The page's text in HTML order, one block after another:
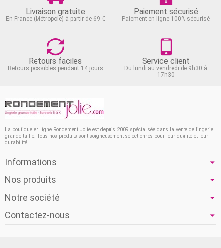
Livraison gratuite
En France (Métropole) à partir de 69 €
Paiement sécurisé
Paiement en ligne 100% sécurisé
Retours faciles
Retours possibles pendant 14 jours
Service client
Du lundi au vendredi de 9h30 à
17h30
La boutique en ligne Rondement Jolie est depuis 2009 spécialisée dans la vente de lingerie
grande taille. Tous nos produits sont soigneusement sélectionnés pour leur qualité et leur
durabilité.
Informations
Nos produits
Notre société
Contactez-nous